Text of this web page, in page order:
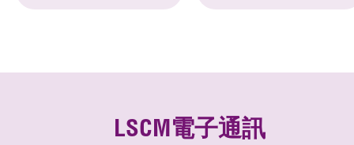
LSCM電子通訊